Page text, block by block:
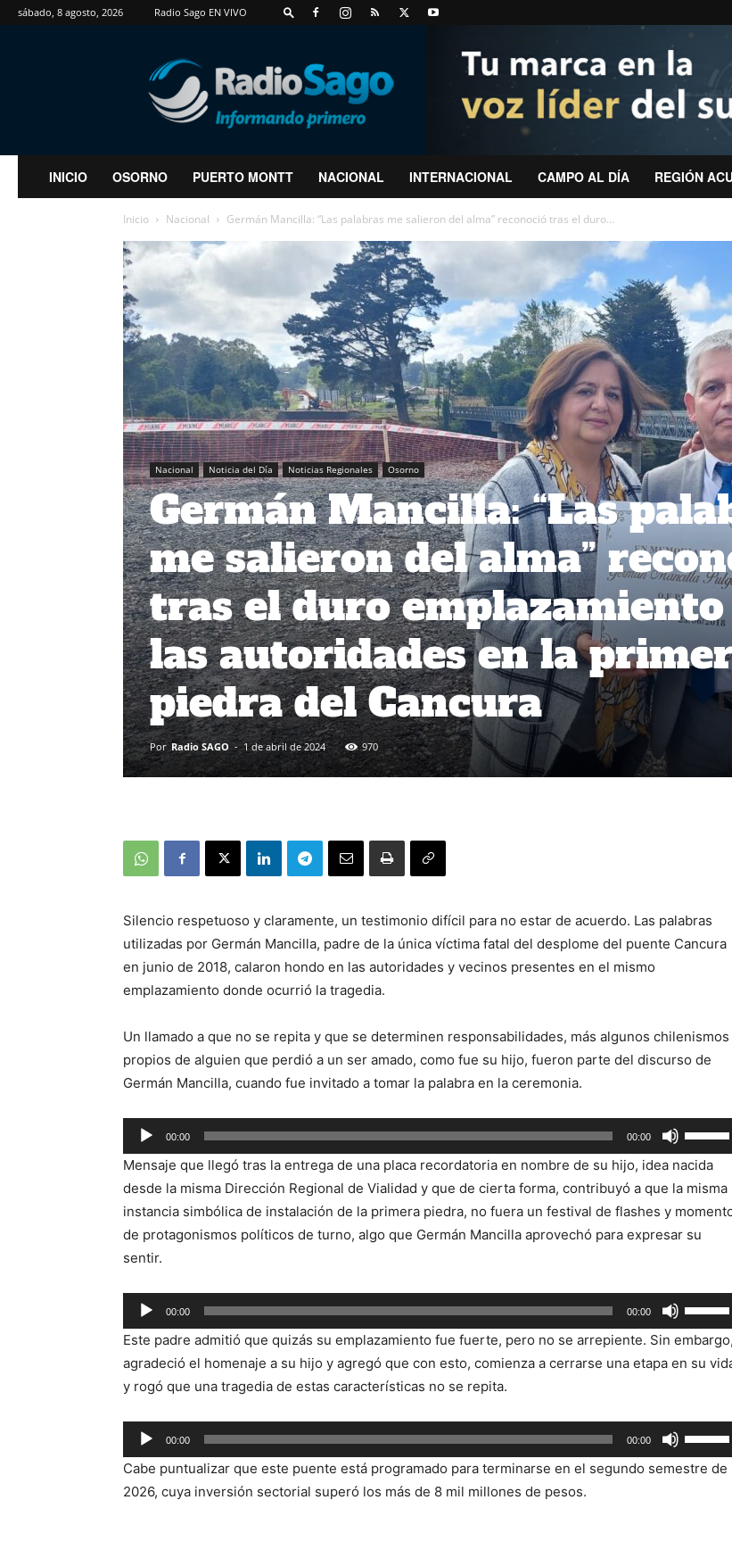
sábado, 8 agosto, 2026 Radio Sago EN VIVO
RadioSago
INICIO OSORNO PUERTO MONTT NACIONAL INTERNACIONAL CAMPO AL DÍA REGIÓN
Inicio Nacional Germán Mancilla: “Las palabras me salieron del alma” reconoció tras el duro...
Nacional Noticia del Día Noticias Regionales Osorno
Germán Mancilla: “Las
me salieron del alma”
tras el duro
las autoridades en la
piedra del Cancura
Por Radio SAGO - 1 de abril de 2024 970
Silencio respetuoso y claramente, un testimonio difícil para no estar de acuerdo. Las palabras
utilizadas por Germán Mancilla, padre de la única víctima fatal del desplome del puente Cancura
en junio de 2018, calaron hondo en las autoridades y vecinos presentes en el mismo
emplazamiento donde ocurrió la tragedia.
Un llamado a que no se repita y que se determinen responsabilidades, más algunos chilenismos
propios de alguien que perdió a un ser amado, como fue su hijo, fueron parte del discurso de
Germán Mancilla, cuando fue invitado a tomar la palabra en la ceremonia.
Reproductor
de
audio
00:00 00:00
las
teclas
de
flecha
arriba/
o
disminuir
el
Mensaje que llegó tras la entrega de una placa recordatoria en nombre de su hijo, idea nacida
desde la misma Dirección Regional de Vialidad y que de cierta forma, contribuyó a que la misma
instancia simbólica de instalación de la primera piedra, no fuera un festival de flashes y
de protagonismos políticos de turno, algo que Germán Mancilla aprovechó para expresar su
sentir.
Reproductor
de
audio
00:00 00:00
las
teclas
de
arriba/
para
aumentar
Este padre admitió que quizás su emplazamiento fue fuerte, pero no se arrepiente. Sin embargo,
agradeció el homenaje a su hijo y agregó que con esto, comienza a cerrarse una etapa en su
y rogó que una tragedia de estas características no se repita.
Reproductor
de
audio
00:00 00:00
las
teclas
Cabe puntualizar que este puente está programado para terminarse en el segundo semestre de
2026, cuya inversión sectorial superó los más de 8 mil millones de pesos.